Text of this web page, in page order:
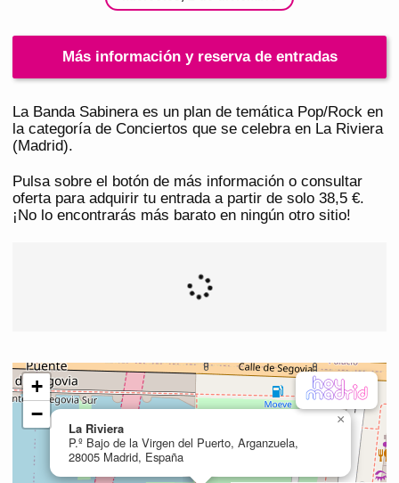
Más información y reserva de entradas
La Banda Sabinera es un plan de temática Pop/Rock en
la categoría de Conciertos que se celebra en La Riviera
(Madrid).
Pulsa sobre el botón de más información o consultar
oferta para adquirir tu entrada a partir de solo 38,5 €.
¡No lo encontrarás más barato en ningún otro sitio!